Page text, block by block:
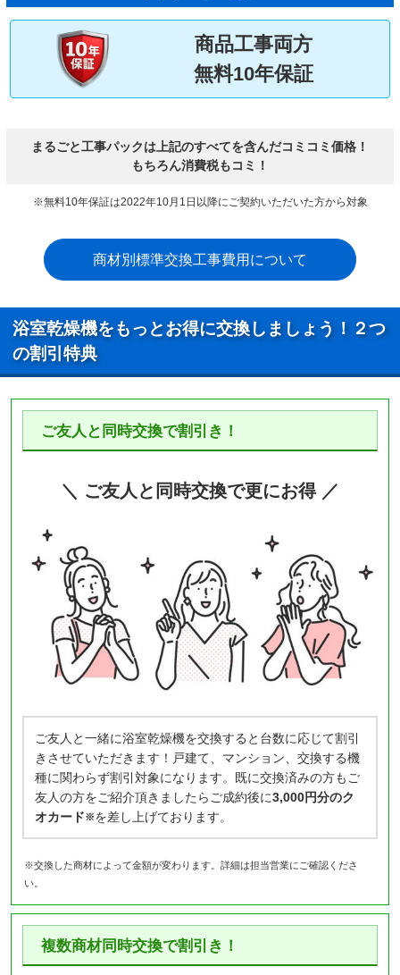
商品工事両方
無料10年保証
まるごと工事パックは上記のすべてを含んだコミコミ価格！
もちろん消費税もコミ！
※無料10年保証は2022年10月1日以降にご契約いただいた方から対象
商材別標準交換工事費用について
浴室乾燥機をもっとお得に交換しましょう！２つ
の割引特典
ご友人と同時交換で割引き！
＼ ご友人と同時交換で更にお得 ／
ご友人と一緒に浴室乾燥機を交換すると台数に応じて割引
きさせていただきます！戸建て、マンション、交換する機
種に関わらず割引対象になります。既に交換済みの方もご
友人の方をご紹介頂きましたらご成約後に3,000円分のク
オカード※を差し上げております。
※交換した商材によって金額が変わります。詳細は担当営業にご確認くださ
い。
複数商材同時交換で割引き！